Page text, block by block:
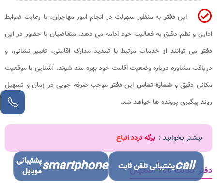
ایندفتر به منظور سهولت در انجام امور مهاجران، با رعایت ضوابط
اداری و نظم دقیق به فعالیت خود ادامه می دهد. متقاضیان با حضور در این
دفتر می توانند از خدمات مرتبط با تمدید مدارک اقامتی، تغییر نشانی، و
دریافت مشاوره درباره وضعیت اقامت خود بهره مند شوند. آشنایی با موقعیت
مکانی دقیق و شماره تماس ایندفتر موجب صرفه جویی در زمان و تسهیل
روند پیگیری پرونده ها خواهد شد.
بیشتر بخوانید : برگه تردد اتباع
دفتر کفالت 106 اصفهان
callپشتیبانی تلفن ثابت smartphoneپشتیبانی
موبایل